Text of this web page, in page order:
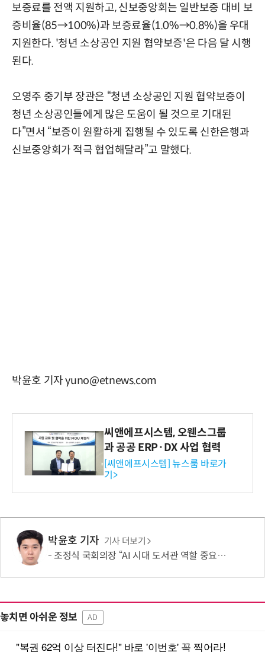
보증료를 전액 지원하고, 신보중앙회는 일반보증 대비 보
증비율(85→100%)과 보증료율(1.0%→0.8%)을 우대
지원한다. '청년 소상공인 지원 협약보증'은 다음 달 시행
된다.
오영주 중기부 장관은 “청년 소상공인 지원 협약보증이
청년 소상공인들에게 많은 도움이 될 것으로 기대된
다”면서 “보증이 원활하게 집행될 수 있도록 신한은행과
신보중앙회가 적극 협업해달라”고 말했다.
박윤호 기자 yuno@etnews.com
씨앤에프시스템, 오웬스그룹
과 공공 ERP·DX 사업 협력
[씨앤에프시스템] 뉴스룸 바로가
기>
박윤호 기자 기사 더보기
조정식 국회의장 “AI 시대 도서관 역할 중요…정보격차 해소 입법 지원할 것”
놓치면 아쉬운 정보 AD